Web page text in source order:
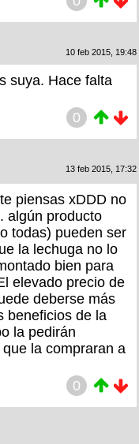
10 feb 2015, 19:48
suya. Hace falta
0
13 feb 2015, 17:32
piensas xDDD no
algún producto
todas) pueden ser
la lechuga no lo
bien para
elevado precio de
deberse más
beneficios de la
la pedirán
la compraran a
0